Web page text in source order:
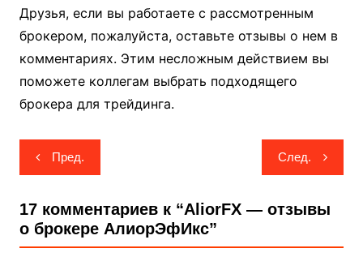
Друзья, если вы работаете с рассмотренным
брокером, пожалуйста, оставьте отзывы о нем в
комментариях. Этим несложным действием вы
поможете коллегам выбрать подходящего
брокера для трейдинга.
Навигация
по
записям
Пред. След.
17 комментариев к “AliorFX — отзывы
о брокере АлиорЭфИкс”